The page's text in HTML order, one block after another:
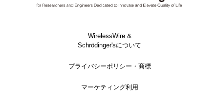
WirelessWire &
Schrödinger'sについて
プライバシーポリシー・商標
マーケティング利用